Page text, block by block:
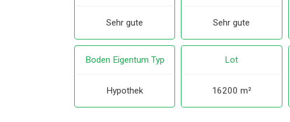
Sehr gute Sehr gute
Boden Eigentum Typ
Hypothek
Lot
16200 m²